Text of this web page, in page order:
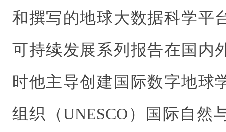
和撰写的地球大数据科学平
可持续发展系列报告在国内
时他主导创建国际数字地球
组织（UNESCO）国际自然